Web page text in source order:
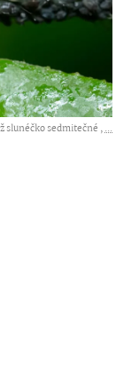
slunéčko sedmitečné ,...